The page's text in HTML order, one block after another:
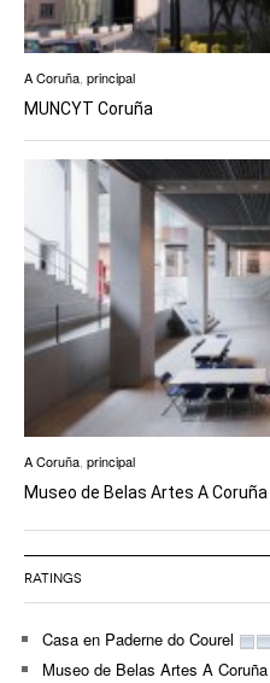
A Coruña principal
MUNCYT Coruña
A Coruña, principal
Museo de Belas Artes A Coruña
RATINGS
Casa en Paderne do Courel
Museo de Belas Artes A Coruña